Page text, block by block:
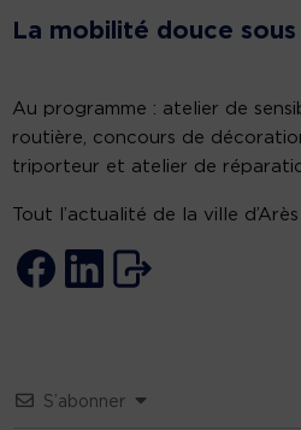
La mobilité douce
Au programme : atelier de
routière, concours de
triporteur et atelier de
Tout l’actualité de la ville d’Arès
S’abonner